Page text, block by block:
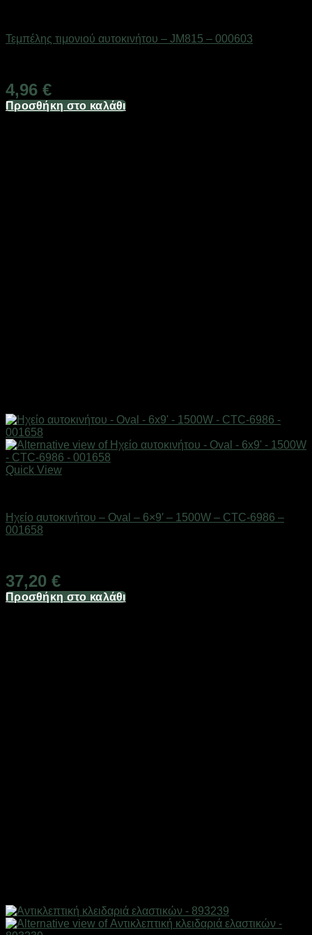
Τεμπέλης τιμονιού αυτοκινήτου – JM815 – 000603
4,96 €
Προσθήκη στο καλάθι
Quick View
Ηχείο αυτοκινήτου – Oval – 6×9′ – 1500W – CTC-6986 –
001658
37,20 €
Προσθήκη στο καλάθι